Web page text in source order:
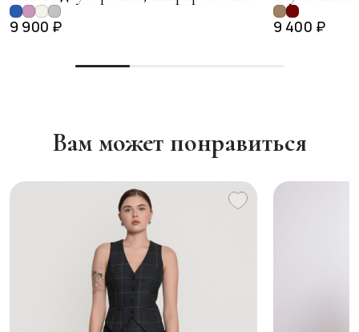
9 900 ₽
9 400 ₽
Вам может понравиться